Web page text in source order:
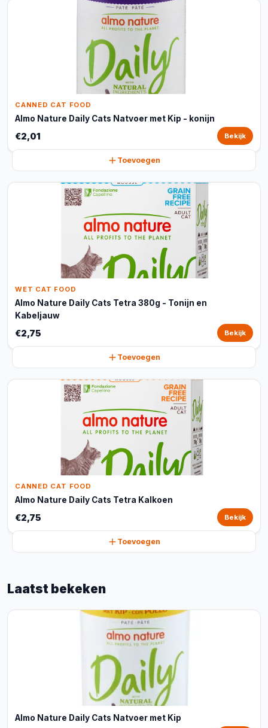
CANNED CAT FOOD
Almo Nature Daily Cats Natvoer met Kip - konijn
€2,01 Bekijk
Toevoegen
WET CAT FOOD
Almo Nature Daily Cats Tetra 380g - Tonijn en
Kabeljauw
€2,75 Bekijk
Toevoegen
CANNED CAT FOOD
Almo Nature Daily Cats Tetra Kalkoen
€2,75 Bekijk
Toevoegen
Laatst bekeken
Almo Nature Daily Cats Natvoer met Kip